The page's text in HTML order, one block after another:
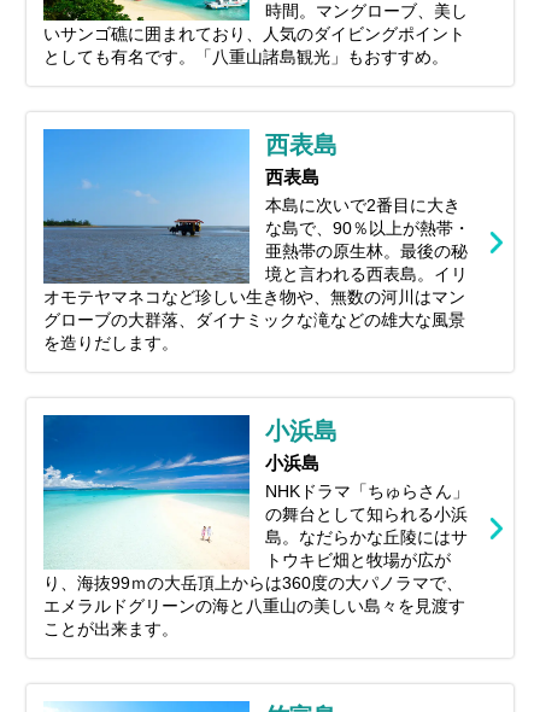
時間。マングローブ、美し
いサンゴ礁に囲まれており、人気のダイビングポイント
としても有名です。「八重山諸島観光」もおすすめ。
西表島
西表島
本島に次いで2番目に大き
な島で、90％以上が熱帯・
亜熱帯の原生林。最後の秘
境と言われる西表島。イリ
オモテヤマネコなど珍しい生き物や、無数の河川はマン
グローブの大群落、ダイナミックな滝などの雄大な風景
を造りだします。
小浜島
小浜島
NHKドラマ「ちゅらさん」
の舞台として知られる小浜
島。なだらかな丘陵にはサ
トウキビ畑と牧場が広が
り、海抜99ｍの大岳頂上からは360度の大パノラマで、
エメラルドグリーンの海と八重山の美しい島々を見渡す
ことが出来ます。